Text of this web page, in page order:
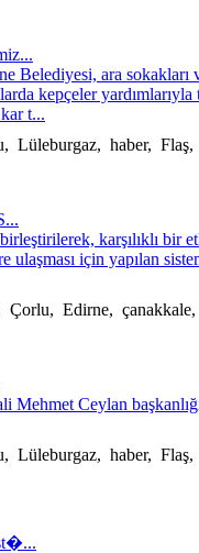
Belediyesi, ara sokakları
kepçeler
t...
Lüleburgaz, haber,
karşılıklı
için yapılan
Edirne,
Ceylan
Lüleburgaz, haber,